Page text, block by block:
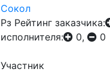
Сокол
Рз Рейтинг заказчика:
исполнителя:
0, 0
Участник